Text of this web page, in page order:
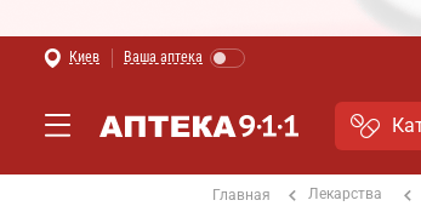
Киев Ваша аптека
Главная Лекарства